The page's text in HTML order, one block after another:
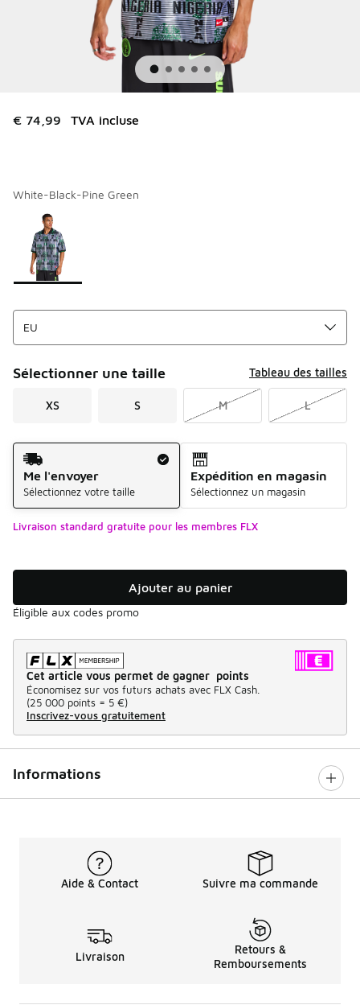
€ 74,99 TVA incluse
White-Black-Pine Green
Page 1 sur 1 affichant 1 à 1 des 1 couleurs.
Merci de sélectionner un style
Sélectionner une taille Tableau des tailles
XS S M L
Mode d'expédition
Me l'envoyer
Sélectionnez votre taille
Expédition en magasin
Sélectionnez un magasin
Livraison standard gratuite pour les membres FLX
Ajouter au panier
Éligible aux codes promo
Cet article vous permet de gagner points
Économisez sur vos futurs achats avec FLX Cash.
(25 000 points = 5 €)
Inscrivez-vous gratuitement
Informations
Aide & Contact Suivre ma commande
Livraison
Retours &
Remboursements